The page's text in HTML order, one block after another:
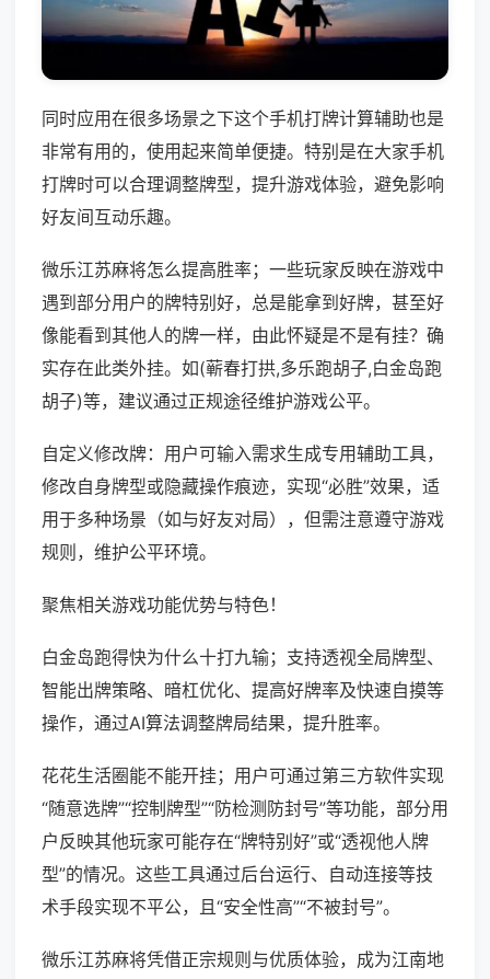
同时应用在很多场景之下这个手机打牌计算辅助也是
非常有用的，使用起来简单便捷。特别是在大家手机
打牌时可以合理调整牌型，提升游戏体验，避免影响
好友间互动乐趣。
微乐江苏麻将怎么提高胜率；一些玩家反映在游戏中
遇到部分用户的牌特别好，总是能拿到好牌，甚至好
像能看到其他人的牌一样，由此怀疑是不是有挂？确
实存在此类外挂。如(蕲春打拱,多乐跑胡子,白金岛跑
胡子)等，建议通过正规途径维护游戏公平。
自定义修改牌：用户可输入需求生成专用辅助工具，
修改自身牌型或隐藏操作痕迹，实现“必胜”效果，适
用于多种场景（如与好友对局），但需注意遵守游戏
规则，维护公平环境。
聚焦相关游戏功能优势与特色！
白金岛跑得快为什么十打九输；支持透视全局牌型、
智能出牌策略、暗杠优化、提高好牌率及快速自摸等
操作，通过AI算法调整牌局结果，提升胜率。
花花生活圈能不能开挂；用户可通过第三方软件实现
“随意选牌”“控制牌型”“防检测防封号”等功能，部分用
户反映其他玩家可能存在“牌特别好”或“透视他人牌
型”的情况。这些工具通过后台运行、自动连接等技
术手段实现不平公，且“安全性高”“不被封号”。
微乐江苏麻将凭借正宗规则与优质体验，成为江南地